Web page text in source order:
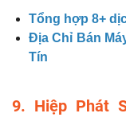
Tổng hợp 8+
Địa Chỉ Bán
Tín
9. Hiệp Phát